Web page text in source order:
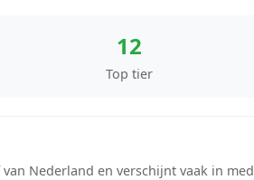
12
Top tier
Nederland en verschijnt vaak in